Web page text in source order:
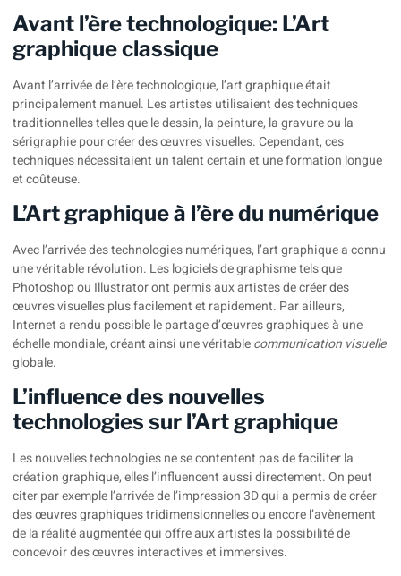
Avant l’ère technologique: L’Art
graphique classique
Avant l’arrivée de l’ère technologique, l’art graphique était
principalement manuel. Les artistes utilisaient des techniques
traditionnelles telles que le dessin, la peinture, la gravure ou la
sérigraphie pour créer des œuvres visuelles. Cependant, ces
techniques nécessitaient un talent certain et une formation longue
et coûteuse.
L’Art graphique à l’ère du numérique
Avec l’arrivée destechnologies numériques, l’art graphique a connu
une véritable révolution. Les logiciels de graphisme tels que
Photoshop ou Illustrator ont permis aux artistes de créer des
œuvres visuelles plus facilement et rapidement. Par ailleurs,
Internet a rendu possible le partage d’œuvres graphiques à une
échelle mondiale, créant ainsi une véritablecommunication visuelle
globale.
L’influence des nouvelles
technologies sur l’Art graphique
Les nouvelles technologies ne se contentent pas de faciliter la
création graphique, elles l’influencent aussi directement. On peut
citer par exemple l’arrivée de l’impression 3D qui a permis de créer
des œuvres graphiques tridimensionnelles ou encore l’avènement
de la réalité augmentée qui offre aux artistes la possibilité de
concevoir des œuvres interactives et immersives.